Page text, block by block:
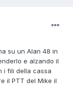
su un Alan 48 in
e alzando il
i fili della cassa
il PTT del Mike il